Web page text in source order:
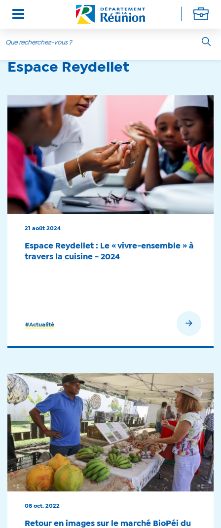
Aller au contenu principal
Espace Reydellet
#Actualité
21 août 2024
Espace Reydellet : Le « vivre-ensemble » à
travers la cuisine - 2024
08 oct. 2022
Retour en images sur le marché BioPéi du